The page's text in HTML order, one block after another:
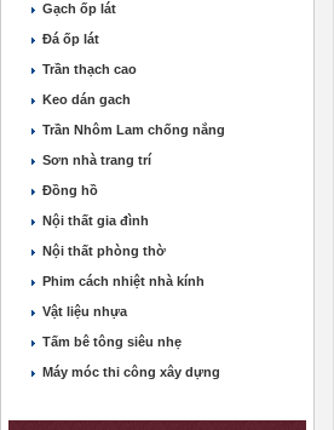
Gạch ốp lát
Đá ốp lát
Trần thạch cao
Keo dán gach
Trần Nhôm Lam chống nắng
Sơn nhà trang trí
Đồng hồ
Nội thất gia đình
Nội thất phòng thờ
Phim cách nhiệt nhà kính
Vật liệu nhựa
Tấm bê tông siêu nhẹ
Máy móc thi công xây dựng